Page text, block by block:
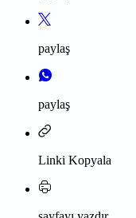
paylaş
paylaş
Linki Kopyala